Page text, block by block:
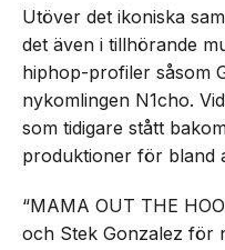
Utöver det ikoniska
det även i tillhörande
hiphop-profiler såsom
nykomlingen N1cho.
som tidigare stått
produktioner för bland
“MAMA OUT THE
och Stek Gonzalez för